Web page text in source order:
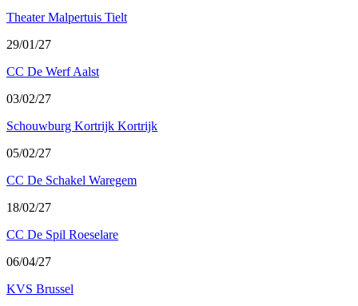
Theater Malpertuis Tielt
29/01/27
CC De Werf Aalst
03/02/27
Schouwburg Kortrijk Kortrijk
05/02/27
CC De Schakel Waregem
18/02/27
CC De Spil Roeselare
06/04/27
KVS Brussel